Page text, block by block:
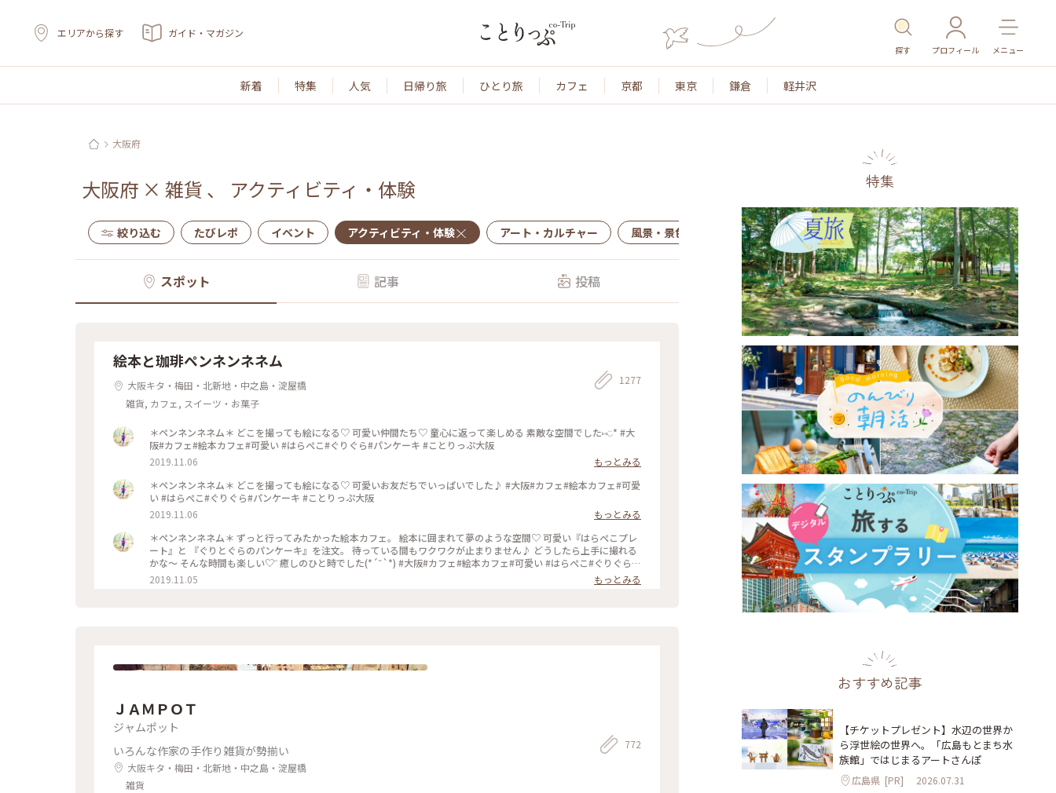
エリアから探す ガイド・マガジン
探す プロフィール メニュー
新着 特集 人気 日帰り旅 ひとり旅 カフェ 京都 東京 鎌倉 軽井沢
大阪府
大阪府 × 雑貨 、 アクティビティ・体験
絞り込む たびレポ イベント アクティビティ・体験 アート・カルチャー 風景・景色 名所・旧跡 温泉・スパ その他施設 ごはん
スポット 記事 投稿
絵本と珈琲ペンネンネネム
大阪キタ・梅田・北新地・中之島・淀屋橋
雑貨, カフェ, スイーツ・お菓子
1277
＊ペンネンネネム＊ どこを撮っても絵になる♡ 可愛い仲間たち♡ 童心に返って楽しめる 素敵な空間でした⑅︎◡̈︎* #大
阪#カフェ#絵本カフェ#可愛い #はらぺこ#ぐりぐら#パンケーキ #ことりっぷ大阪
2019.11.06
もっとみる
＊ペンネンネネム＊ どこを撮っても絵になる♡ 可愛いお友だちでいっぱいでした♪ #大阪#カフェ#絵本カフェ#可愛
い #はらぺこ#ぐりぐら#パンケーキ #ことりっぷ大阪
2019.11.06
もっとみる
＊ペンネンネネム＊ ずっと行ってみたかった絵本カフェ。 絵本に囲まれて夢のような空間♡ 可愛い『はらぺこプレ
ート』と 『ぐりとぐらのパンケーキ』を注文。 待っている間もワクワクが止まりません♪ どうしたら上手に撮れる
かな〜 そんな時間も楽しい♡︎ʾʾ 癒しのひと時でした(*´˘`*) #大阪#カフェ#絵本カフェ#可愛い #はらぺこ#ぐりぐら#
パンケーキ #ことりっぷ大阪
2019.11.05 もっとみる
ＪＡＭＰＯＴ
ジャムポット
いろんな作家の手作り雑貨が勢揃い
大阪キタ・梅田・北新地・中之島・淀屋橋
雑貨
772
特集
おすすめ記事
【チケットプレゼント】水辺の世界か
ら浮世絵の世界へ。「広島もとまち水
族館」ではじまるアートさんぽ
広島県 [PR] 2026.07.31